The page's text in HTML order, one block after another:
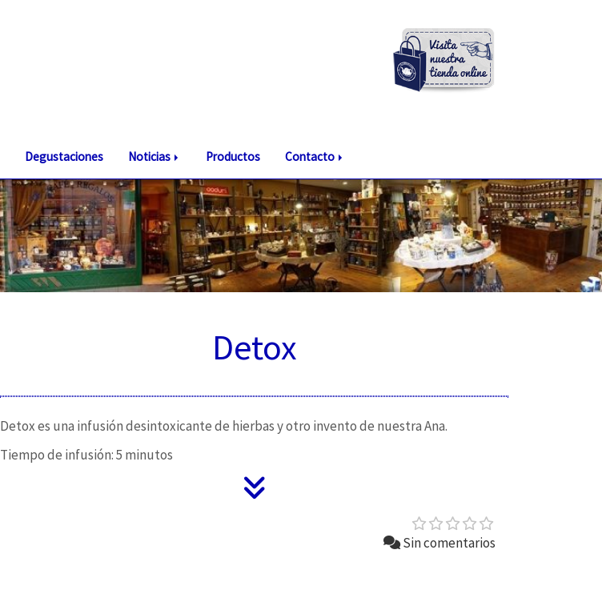
Degustaciones Noticias Productos Contacto
Detox
Detox es una infusión desintoxicante de hierbas y otro invento de nuestra Ana.
Tiempo de infusión: 5 minutos
Sin comentarios